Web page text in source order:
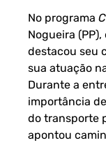
No programa
Nogueira
destacou seu
sua atuação
Durante a
importância
do transporte
apontou